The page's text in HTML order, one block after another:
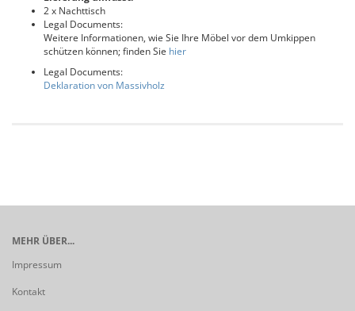
2 x Nachttisch
Legal Documents:
Weitere Informationen, wie Sie Ihre Möbel vor dem Umkippen
schützen können; finden Sie hier
Legal Documents:
Deklaration von Massivholz
MEHR ÜBER...
Impressum
Kontakt